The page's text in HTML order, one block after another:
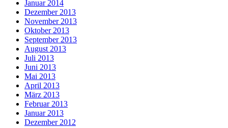
Januar 2014
Dezember 2013
November 2013
Oktober 2013
September 2013
August 2013
Juli 2013
Juni 2013
Mai 2013
April 2013
März 2013
Februar 2013
Januar 2013
Dezember 2012